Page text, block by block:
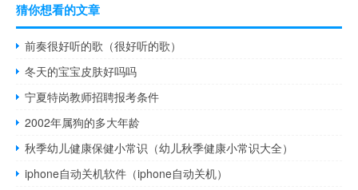
猜你想看的文章
前奏很好听的歌（很好听的歌）
冬天的宝宝皮肤好吗吗
宁夏特岗教师招聘报考条件
2002年属狗的多大年龄
秋季幼儿健康保健小常识（幼儿秋季健康小常识大全）
iphone自动关机软件（iphone自动关机）